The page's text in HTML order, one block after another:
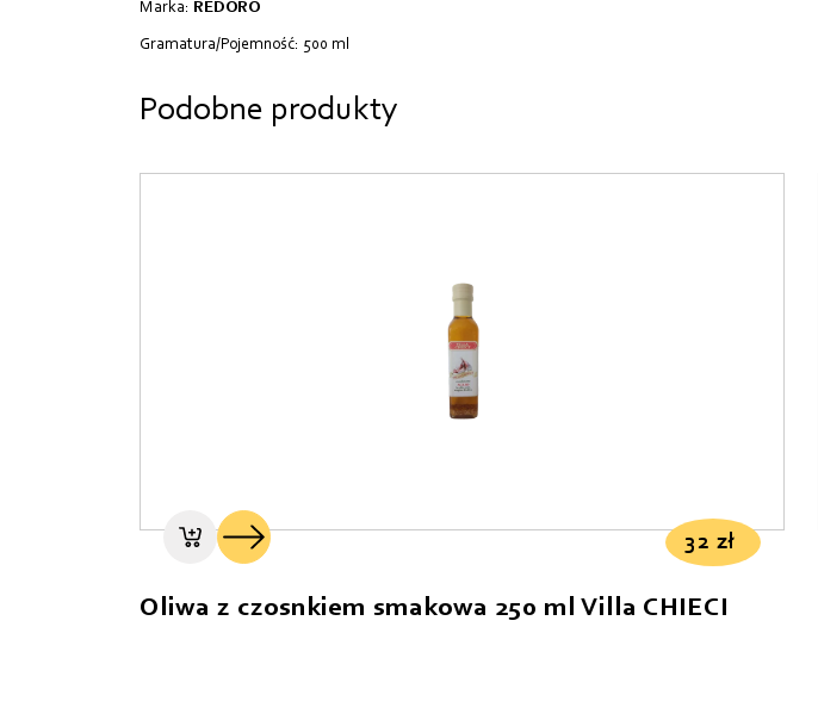
Marka: REDORO
Gramatura/Pojemność: 500 ml
Podobne produkty
32 zł
Oliwa z czosnkiem smakowa 250 ml Villa CHIECI